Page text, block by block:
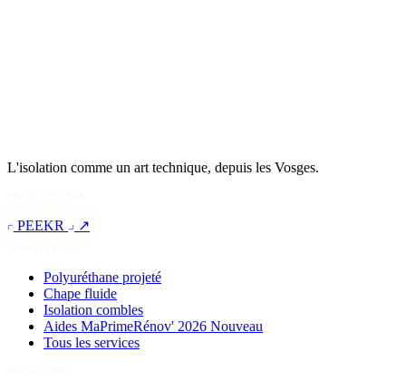
L'isolation comme un art technique, depuis les Vosges.
PEEKR ↗
Polyuréthane projeté
Chape fluide
Isolation combles
Aides MaPrimeRénov' 2026 Nouveau
Tous les services